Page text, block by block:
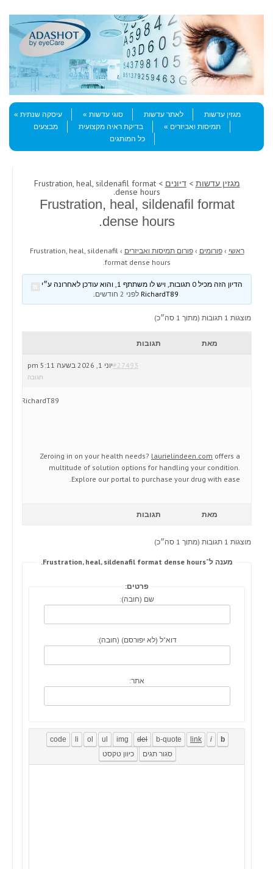
Menu
Skip to content
מגזין עדשות
לאתר עדשות סוגי עדשות
עיסקה שנתית
תמיסות ואביזרים
בדיקת ראיה מקצועית
מבצעים
כל המותגים
מגזין עדשות >דיונים > Frustration, heal, sildenafil format
dense hours.
Frustration, heal, sildenafil format
dense hours.
ראשי › פורומים › פורום תמיסות ואביזרים ›
Frustration, heal, sildenafil
format dense hours.
הדיון הזה מכיל 0 תגובות, ויש לו משתתף 1, והוא עודכן לאחרונה ע״י
לפני 2 חודשים .
מוצגות 1 תגובות (מתוך 1 סה״כ)
מאת תגובות
יוני 1, 2026 בשעה 5:11 pm#27493
תגובה
RichardT89
Zeroing in on your health needs? laurielindeen.com offers a
multitude of solution options for handling your condition.
Explore our portal to purchase your drug with ease.
מאת תגובות
מוצגות 1 תגובות (מתוך 1 סה״כ)
מענה ל־Frustration, heal, sildenafil format dense hours.
פרטים:
שם (חובה):
דוא"ל (לא יפורסם) (חובה):
אתר: